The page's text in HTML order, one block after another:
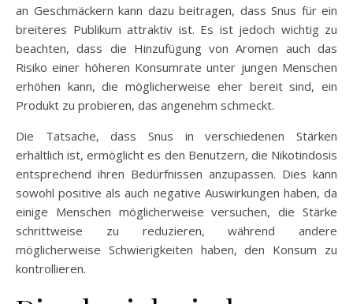
an Geschmäckern kann dazu beitragen, dass Snus für ein
breiteres Publikum attraktiv ist. Es ist jedoch wichtig zu
beachten, dass die Hinzufügung von Aromen auch das
Risiko einer höheren Konsumrate unter jungen Menschen
erhöhen kann, die möglicherweise eher bereit sind, ein
Produkt zu probieren, das angenehm schmeckt.
Die Tatsache, dass Snus in verschiedenen Stärken
erhältlich ist, ermöglicht es den Benutzern, die Nikotindosis
entsprechend ihren Bedürfnissen anzupassen. Dies kann
sowohl positive als auch negative Auswirkungen haben, da
einige Menschen möglicherweise versuchen, die Stärke
schrittweise zu reduzieren, während andere
möglicherweise Schwierigkeiten haben, den Konsum zu
kontrollieren.